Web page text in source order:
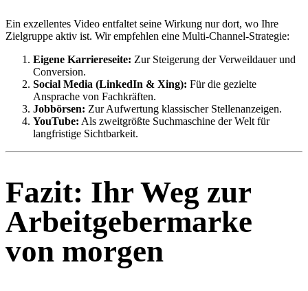
Ein exzellentes Video entfaltet seine Wirkung nur dort, wo Ihre
Zielgruppe aktiv ist. Wir empfehlen eine Multi-Channel-Strategie:
Eigene Karriereseite: Zur Steigerung der Verweildauer und
Conversion.
Social Media (LinkedIn & Xing): Für die gezielte
Ansprache von Fachkräften.
Jobbörsen: Zur Aufwertung klassischer Stellenanzeigen.
YouTube: Als zweitgrößte Suchmaschine der Welt für
langfristige Sichtbarkeit.
Fazit: Ihr Weg zur
Arbeitgebermarke
von morgen